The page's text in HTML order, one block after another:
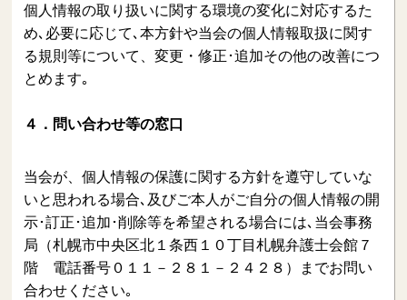
個人情報の取り扱いに関する環境の変化に対応するた
め､必要に応じて､本方針や当会の個人情報取扱に関す
る規則等について、変更・修正･追加その他の改善につ
とめます｡
４．問い合わせ等の窓口
当会が、個人情報の保護に関する方針を遵守していな
いと思われる場合､及びご本人がご自分の個人情報の開
示･訂正･追加･削除等を希望される場合には､当会事務
局（札幌市中央区北１条西１０丁目札幌弁護士会館７
階 電話番号０１１－２８１－２４２８）までお問い
合わせください｡